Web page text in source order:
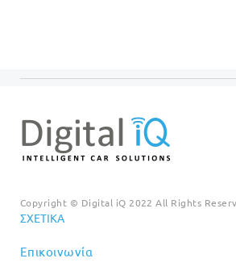
Copyright © Digital iQ 2022 All Rights
ΣΧΕΤΙΚΆ
Επικοινωνία